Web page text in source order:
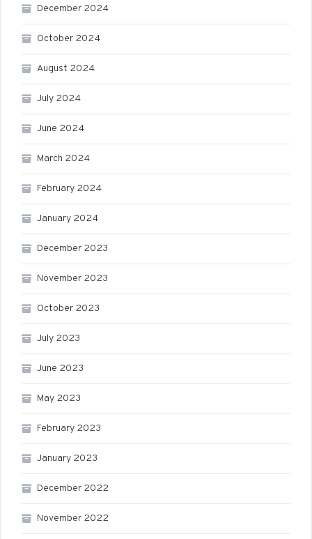
December 2024
October 2024
August 2024
July 2024
June 2024
March 2024
February 2024
January 2024
December 2023
November 2023
October 2023
July 2023
June 2023
May 2023
February 2023
January 2023
December 2022
November 2022